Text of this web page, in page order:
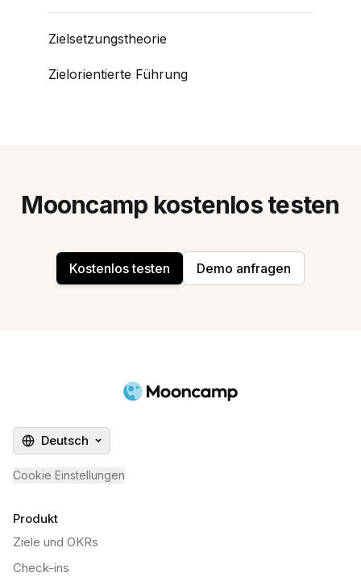
Zielsetzungstheorie
Zielorientierte Führung
Mooncamp kostenlos testen
Kostenlos testen Demo anfragen
Deutsch
Cookie Einstellungen
Produkt
Ziele und OKRs
Check-ins